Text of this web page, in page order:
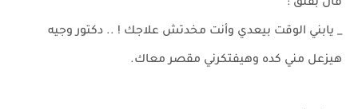
قال بقلق :
_ يابني الوقت بيعدي وأنت مخدتش علاجك ! .. دكتور وجيه
هيزعل مني كده وهيفتكرني مقصر معاك.